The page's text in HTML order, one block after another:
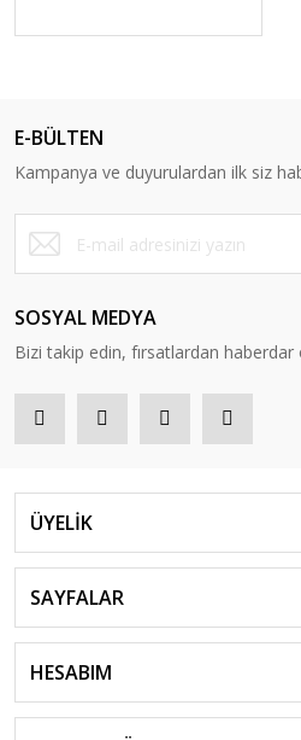
E-BÜLTEN
Kampanya ve duyurulardan ilk siz
SOSYAL MEDYA
Bizi takip edin, fırsatlardan haberdar
ÜYELİK
SAYFALAR
HESABIM